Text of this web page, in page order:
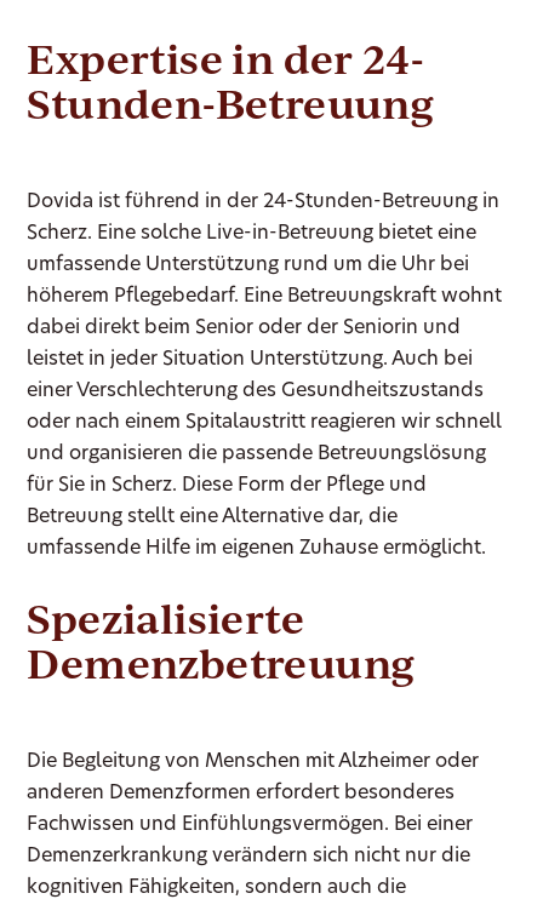
Expertise in der 24-
Stunden-Betreuung
Dovida ist führend in der 24-Stunden-Betreuung in
Scherz. Eine solche Live-in-Betreuung bietet eine
umfassende Unterstützung rund um die Uhr bei
höherem Pflegebedarf. Eine Betreuungskraft wohnt
dabei direkt beim Senior oder der Seniorin und
leistet in jeder Situation Unterstützung. Auch bei
einer Verschlechterung des Gesundheitszustands
oder nach einem Spitalaustritt reagieren wir schnell
und organisieren die passende Betreuungslösung
für Sie in Scherz. Diese Form der Pflege und
Betreuung stellt eine Alternative dar, die
umfassende Hilfe im eigenen Zuhause ermöglicht.
Spezialisierte
Demenzbetreuung
Die Begleitung von Menschen mit Alzheimer oder
anderen Demenzformen erfordert besonderes
Fachwissen und Einfühlungsvermögen. Bei einer
Demenzerkrankung verändern sich nicht nur die
kognitiven Fähigkeiten, sondern auch die